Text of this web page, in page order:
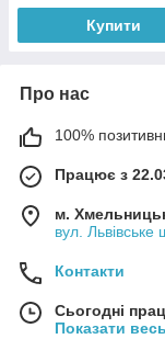
Купити
Про нас
100%
Працює з
м.
вул.
Контакти
Сьогодні
Показати